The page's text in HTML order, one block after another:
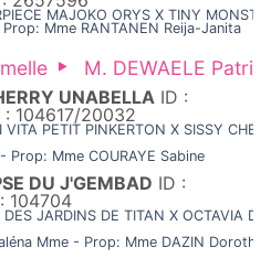
MAJOKO ORYS X TINY
Mme RANTANEN Reija-Janita
M. DEWAELE
UNABELLA ID :
104617/20032
PETIT PINKERTON X SISSY
Prop: Mme COURAYE Sabine
DU J'GEMBAD ID :
104704
JARDINS DE TITAN X OCTAVIA DE
Mme - Prop: Mme DAZIN